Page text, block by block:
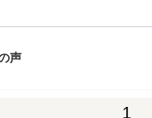
声
1